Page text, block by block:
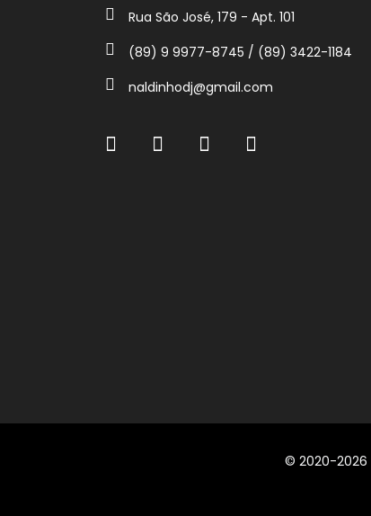
Rua São José, 179 - Apt. 101
(89) 9 9977-8745 / (89) 3422-1184
naldinhodj@gmail.com
© 2020-2026